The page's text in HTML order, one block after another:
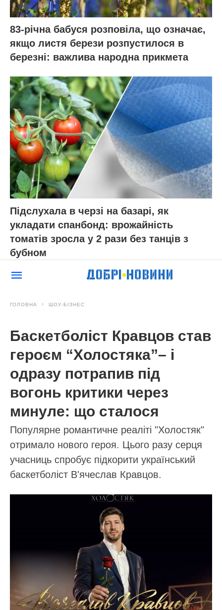
83-річна бабуся розповіла, що означає,
якщо листя берези розпустилося в
березні: важлива народна прикмета
Підслухала в черзі на базарі, як
укладати спанбонд: врожайність
томатів зросла у 2 рази без танців з
бубном